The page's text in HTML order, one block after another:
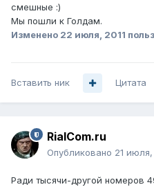
смешные :)
Мы пошли к Голдам.
Изменено 22 июля, 2011
Вставить ник Цитата
RialCom.ru
Опубликовано 21 июля,
Ради тысячи-другой номеров